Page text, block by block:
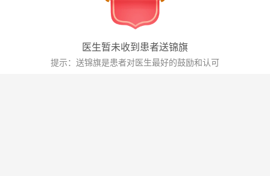
医生暂未收到患者送锦旗
提示：送锦旗是患者对医生最好的鼓励和认可